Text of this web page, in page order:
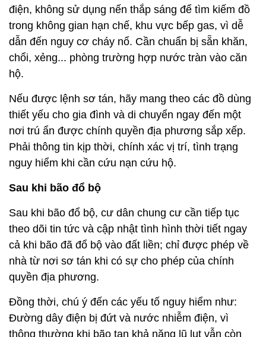
điện, không sử dụng nến thắp sáng để tìm kiếm đồ
trong không gian hạn chế, khu vực bếp gas, vì dễ
dẫn đến nguy cơ cháy nổ. Cần chuẩn bị sẵn khăn,
chổi, xẻng... phòng trường hợp nước tràn vào căn
hộ.
Nếu được lệnh sơ tán, hãy mang theo các đồ dùng
thiết yếu cho gia đình và di chuyển ngay đến một
nơi trú ẩn được chính quyền địa phương sắp xếp.
Phải thông tin kịp thời, chính xác vị trí, tình trạng
nguy hiểm khi cần cứu nạn cứu hộ.
Sau khi bão đổ bộ
Sau khi bão đổ bộ, cư dân chung cư cần tiếp tục
theo dõi tin tức và cập nhật tình hình thời tiết ngay
cả khi bão đã đổ bộ vào đất liền; chỉ được phép về
nhà từ nơi sơ tán khi có sự cho phép của chính
quyền địa phương.
Đồng thời, chú ý đến các yếu tố nguy hiểm như:
Đường dây điện bị đứt và nước nhiễm điện, vì
thông thường khi bão tan khả năng lũ lụt vẫn còn